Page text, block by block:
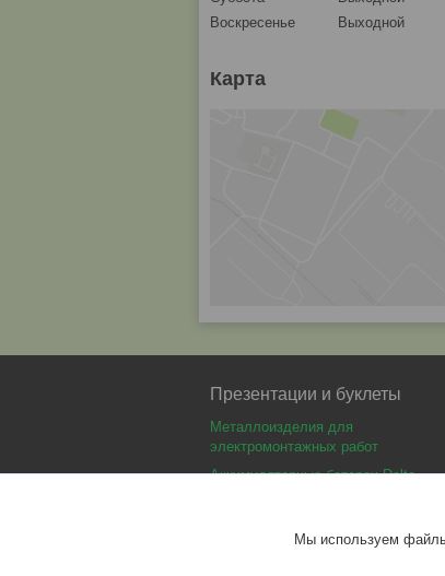
Воскресенье
Выходной
Карта
Презентации и буклеты
Металлоизделия для
электромонтажных работ
Аккумуляторные батареи Delta
Аккумуляторные батареи Security
Мы используем файлы